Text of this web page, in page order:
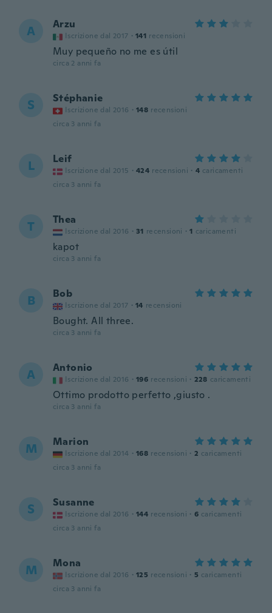
A Arzu
Iscrizione dal 2017 · 141 recensioni
Muy pequeño no me es útil
circa 2 anni fa
S Stéphanie
Iscrizione dal 2016 · 148 recensioni
circa 3 anni fa
L Leif
Iscrizione dal 2015 · 424 recensioni · 4 caricamenti
circa 3 anni fa
T Thea
Iscrizione dal 2016 · 31 recensioni · 1 caricamenti
kapot
circa 3 anni fa
B Bob
Iscrizione dal 2017 · 14 recensioni
Bought. All three.
circa 3 anni fa
A Antonio
Iscrizione dal 2016 · 196 recensioni · 228 caricamenti
Ottimo prodotto perfetto ,giusto .
circa 3 anni fa
M Marion
Iscrizione dal 2014 · 168 recensioni · 2 caricamenti
circa 3 anni fa
S Susanne
Iscrizione dal 2016 · 144 recensioni · 6 caricamenti
circa 3 anni fa
M Mona
Iscrizione dal 2016 · 125 recensioni · 5 caricamenti
circa 3 anni fa